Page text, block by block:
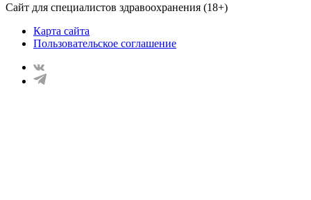
Сайт для специалистов здравоохранения (18+)
Карта сайта
Пользовательское соглашение